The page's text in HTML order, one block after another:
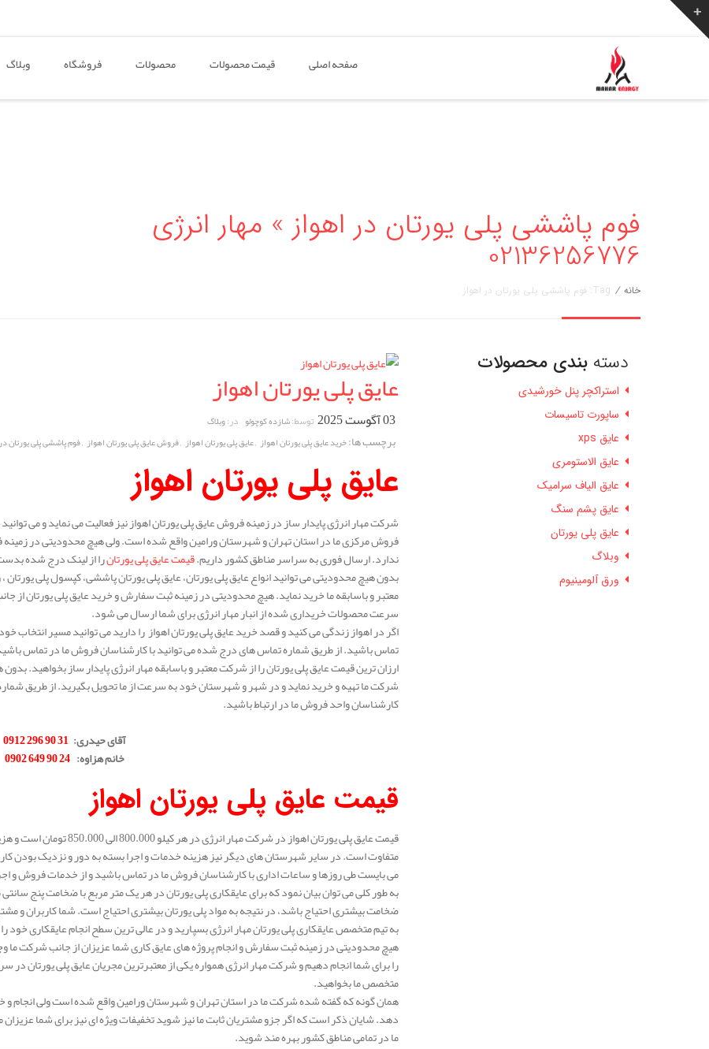
صفحه اصلی قیمت محصولات محصولات فروشگاه وبلاگ
فوم پاششی پلی یورتان در اهواز » مهار انرژی
02136256776
خانه / Tag: فوم پاششی پلی یورتان در اهواز
عایق پلی یورتان اهواز
03 آگوست 2025 توسط:شازده کوچولو در:وبلاگ
برچسب ها:خرید عایق پلی یورتان اهواز ,عایق پلی یورتان اهواز ,فروش عایق پلی یورتان اهواز ,فوم پاششی پلی یورتان
عایق پلی یورتان اهواز
شرکت مهار انرژی پایدار ساز در زمینه فروش عایق پلی یورتان اهواز نیز فعالیت می نماید و می
فروش مرکزی ما در استان تهران و شهرستان ورامین واقع شده است. ولی هیچ محدودیتی در
ندارد. ارسال فوری به سراسر مناطق کشور داریم.قیمت عایق پلی یورتانرا از لینک درج شده
بدون هیچ محدودیتی می توانید انواع عایق پلی یورتان، عایق پلی یورتان پاششی، کپسول پلی یورتان
معتبر و باسابقه ما خرید نماید. هیچ محدودیتی در زمینه ثبت سفارش و خرید عایق پلی یورتان از
سرعت محصولات خریداری شده از انبار مهار انرژی برای شما ارسال می شود.
اگر در اهواز زندگی می کنید و قصد خرید عایق پلی یورتان اهواز را دارید می توانید مسیر انتخاب
تماس باشید. از طریق شماره تماس های درج شده می توانید با کارشناسان فروش ما در تماس
ارزان ترین قیمت عایق پلی یورتان را از شرکت معتبر و باسابقه مهار انرژی پایدار ساز بخواهید.
شرکت ما تهیه و خرید نماید و در شهر و شهرستان خود به سرعت از ما تحویل بگیرید. از طریق
کارشناسان واحد فروش ما در ارتباط باشید.
آقای حیدری:
31 90 296 0912
خانم هزاوه:
24 90 649 0902
قیمت عایق پلی یورتان اهواز
قیمت عایق پلی یورتان اهواز
متفاوت است. در سایر شهرستان های دیگر نیز هزینه خدمات و اجرا بسته به دور و نزدیک بودن
می بایست طی روزها و ساعات اداری با کارشناسان فروش ما در تماس باشید و از خدمات فروش و
ضخامت بیشتری احتیاج باشد، در نتیجه به مواد پلی یورتان بیشتری احتیاج است. شما کاربران و
به تیم متخصص عایقکاری پلی یورتان مهار انرژی بسپارید و در عالی ترین سطح انجام عایقکاری خود
هیچ محدودیتی در زمینه ثبت سفارش و انجام پروژه های عایق کاری شما عزیزان از جانب شرکت ما
را برای شما انجام دهیم و شرکت مهار انرژی همواره یکی از معتبرترین مجریان عایق پلی یورتان در
متخصص ما بخواهید.
همان گونه که گفته شده شرکت ما در استان تهران و شهرستان ورامین واقع شده است ولی انجام
دهد. شایان ذکر است که اگر جزو مشتریان ثابت ما نیز شوید تخفیفات ویژه ای نیز برای شما عزیزان
ما در تمامی مناطق کشور بهره مند شوید.
دسته بندی محصولات
استراکچر پنل خورشیدی
ساپورت تاسیسات
عایق xps
عایق الاستومری
عایق الیاف سرامیک
عایق پشم سنگ
عایق پلی یورتان
وبلاگ
ورق آلومینیوم